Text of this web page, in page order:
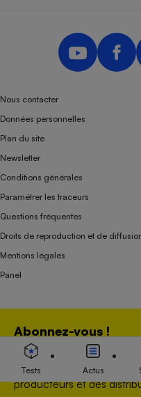
Abonnez-vous !
Bénéficiez d'une
une association 100 %
producteurs et des
Nous contacter
Données personnelles
Plan du site
Newsletter
Conditions générales
Paramétrer les traceurs
Questions fréquentes
Droits de reproduction et de
Mentions légales
Panel
Association indépendante de
distributeurs depuis 1951.
Tests Actus